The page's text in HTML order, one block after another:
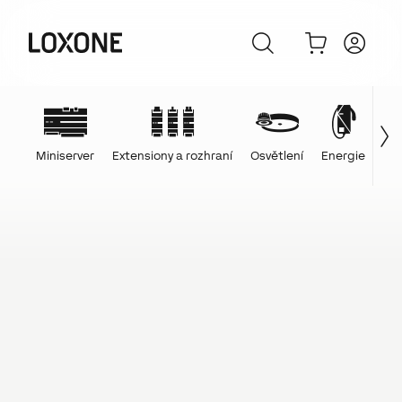
Miniserver Extensiony a rozhraní Osvětlení Energie